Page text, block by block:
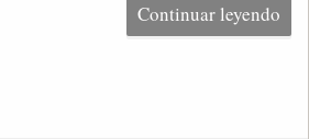
Continuar leyendo